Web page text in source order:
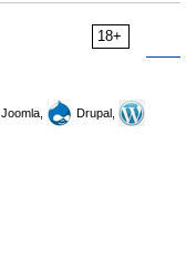
18+
Joomla,
Drupal,